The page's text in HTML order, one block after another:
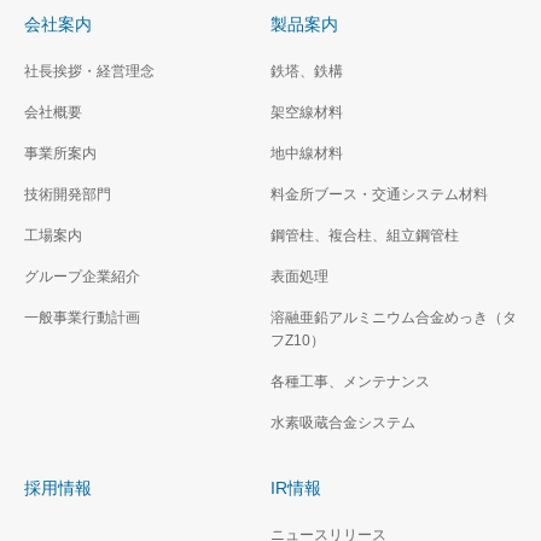
会社案内
社長挨拶・経営理念
会社概要
事業所案内
技術開発部門
工場案内
グループ企業紹介
一般事業行動計画
製品案内
鉄塔、鉄構
架空線材料
地中線材料
料金所ブース・交通システム材料
鋼管柱、複合柱、組立鋼管柱
表面処理
溶融亜鉛アルミニウム合金めっき（タ
フZ10）
各種工事、メンテナンス
水素吸蔵合金システム
採用情報 IR情報
ニュースリリース